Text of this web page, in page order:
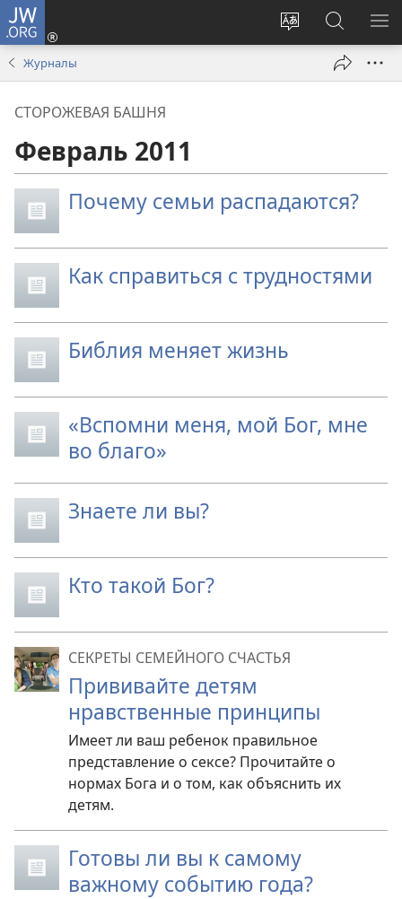
JW.ORG
Изменить
Войти
(открываетсяПоиск
по
jw.org
Журналы
СТОРОЖЕВАЯ БАШНЯ
Февраль 2011
Почему семьи распадаются?
Как справиться с трудностями
Библия меняет жизнь
«Вспомни меня, мой Бог, мне
во благо»
Знаете ли вы?
Кто такой Бог?
СЕКРЕТЫ СЕМЕЙНОГО СЧАСТЬЯ
Прививайте детям
нравственные принципы
Имеет ли ваш ребенок правильное
представление о сексе? Прочитайте о
нормах Бога и о том, как объяснить их
детям.
Готовы ли вы к самому
важному событию года?